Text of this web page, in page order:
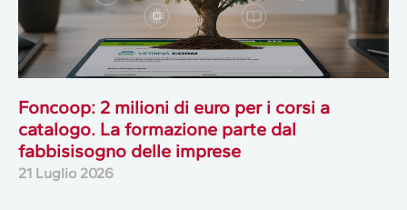
Foncoop: 2 milioni di euro per i corsi a
catalogo. La formazione parte dal
fabbisisogno delle imprese
21 Luglio 2026